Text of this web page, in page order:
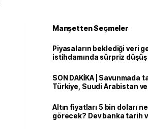
Manşetten Seçmeler
Piyasaların beklediği veri
istihdamında sürpriz düşüş
SON DAKİKA | Savunmada
Türkiye, Suudi Arabistan
Altın fiyatları 5 bin doları
görecek? Dev banka tarih